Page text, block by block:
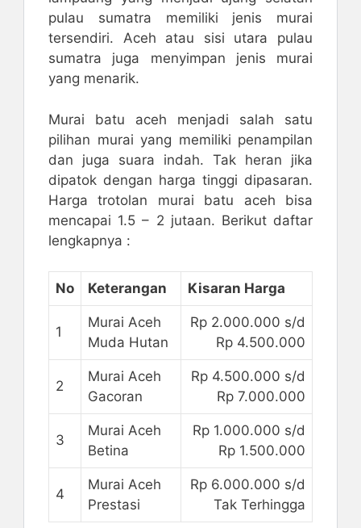
pulau sumatra memiliki jenis murai
tersendiri. Aceh atau sisi utara pulau
sumatra juga menyimpan jenis murai
yang menarik.
Murai batu aceh menjadi salah satu
pilihan murai yang memiliki penampilan
dan juga suara indah. Tak heran jika
dipatok dengan harga tinggi dipasaran.
Harga trotolan murai batu aceh bisa
mencapai 1.5 – 2 jutaan. Berikut daftar
lengkapnya :
No Keterangan Kisaran Harga
1
Murai Aceh
Muda Hutan
Rp 2.000.000 s/d
Rp 4.500.000
2
Murai Aceh
Gacoran
Rp 4.500.000 s/d
Rp 7.000.000
3
Murai Aceh
Betina
Rp 1.000.000 s/d
Rp 1.500.000
4
Murai Aceh
Prestasi
Rp 6.000.000 s/d
Tak Terhingga